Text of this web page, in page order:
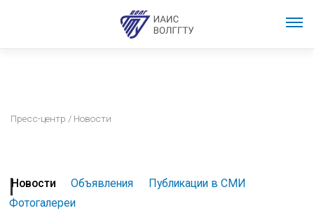
Пресс-центр / Новости
Новости Объявления
Публикации в СМИ
Фотогалереи